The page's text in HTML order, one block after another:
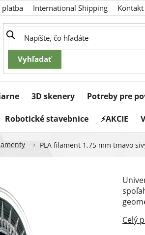
platba International Shipping Kontakt
3D skenery Potreby pre
Robotické stavebnice ⚡AKCIE
PLA filament 1,75 mm tmavo